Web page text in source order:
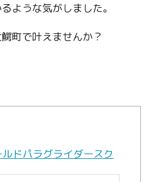
ような気がしました。
町で叶えませんか？
ドパラグライダースク